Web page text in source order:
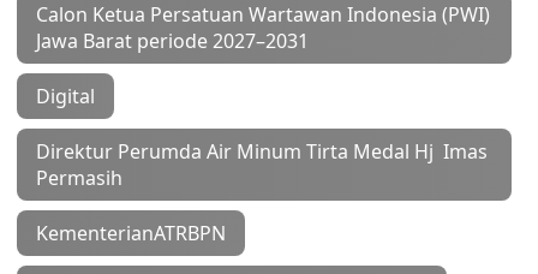
Calon Ketua Persatuan Wartawan Indonesia (PWI)
Jawa Barat periode 2027–2031
Digital
Direktur Perumda Air Minum Tirta Medal Hj Imas
Permasih
KementerianATRBPN